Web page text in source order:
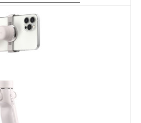
on julkaissut tulevasta